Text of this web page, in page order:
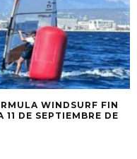
WINDSURF FIN
DE SEPTIEMBRE DE